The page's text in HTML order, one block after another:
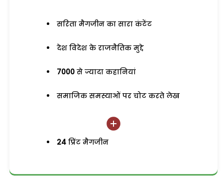
सरिता मैगजीन का सारा कंटेंट
देश विदेश के राजनैतिक मुद्दे
7000 से ज्यादा कहानियां
समाजिक समस्याओं पर चोट करते लेख
24 प्रिंट मैगजीन